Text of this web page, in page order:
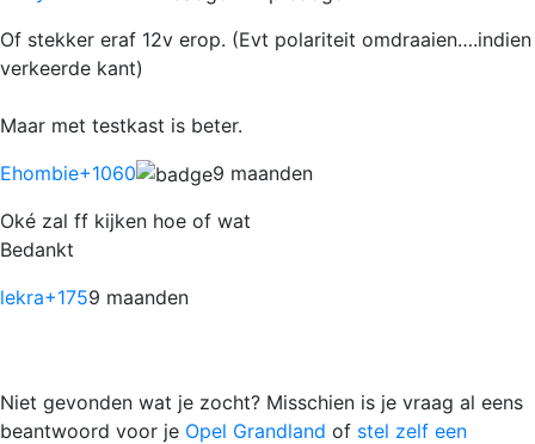
Of stekker eraf 12v erop. (Evt polariteit omdraaien….indien
verkeerde kant)
Maar met testkast is beter.
Ehombie+1060
9 maanden
Oké zal ff kijken hoe of wat
Bedankt
lekra+1759 maanden
Niet gevonden wat je zocht? Misschien is je vraag al eens
beantwoord voor je Opel Grandland of stel zelf een